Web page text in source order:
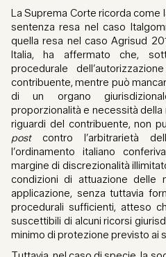
La Suprema Corte ricorda come
sentenza resa nel caso
quella resa nel caso Agrisud
Italia, ha affermato che,
procedurale
contribuente, mentre può
di un organo
proporzionalità e necessità
riguardi del contribuente, non
postcontro l’arbitrarietà
l’ordinamento italiano
margine di discrezionalità
condizioni di attuazione
applicazione, senza tuttavia
procedurali sufficienti, atteso
suscettibili di alcuni ricorsi
minimo di protezione previsto ai